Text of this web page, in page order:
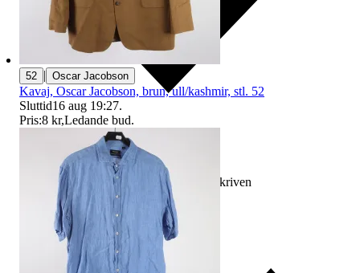
Ersättning om varan inte är som beskriven
52 | Oscar Jacobson
Kavaj, Oscar Jacobson, brun, ull/kashmir, stl. 52
Sluttid16 aug 19:27.
Pris:8 kr,Ledande bud.